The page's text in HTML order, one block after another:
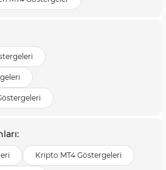
:
Kripto MT4 Göstergeleri